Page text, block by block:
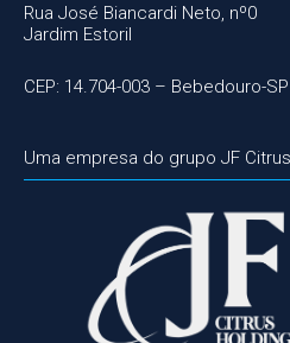
Rua José Biancardi Neto, nº0
Jardim Estoril
CEP: 14.704-003 – Bebedouro-SP
Uma empresa do grupo JF